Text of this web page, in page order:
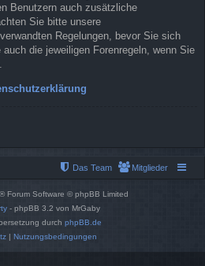
Benutzern auch zusätzliche
Sie bitte unsere
Regelungen, bevor Sie sich
die jeweiligen Forenregeln, wenn Sie
Mitglieder
Das Team
® Forum Software © phpBB Limited
- phpBB 3.2 von MrGaby
durch phpBB.de
| Nutzungsbedingungen